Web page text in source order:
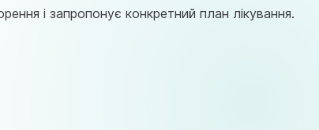
і запропонує конкретний план лікування.